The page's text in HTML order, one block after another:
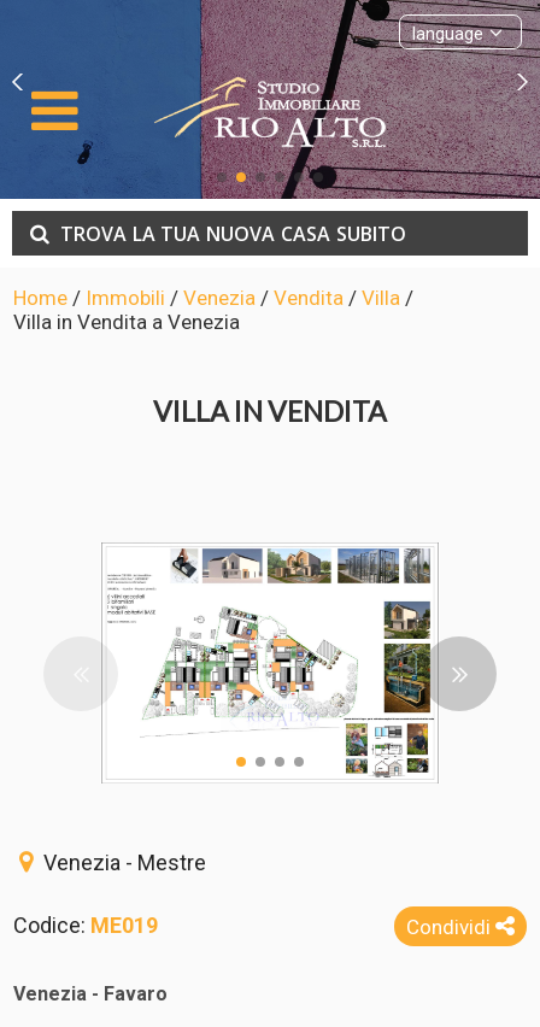
language
TROVA LA TUA NUOVA CASA SUBITO
Home / Immobili /Venezia /Vendita /Villa /
Villa in Vendita a Venezia
VILLA IN VENDITA
Venezia - Mestre
Condividi
Codice: ME019
Venezia - Favaro